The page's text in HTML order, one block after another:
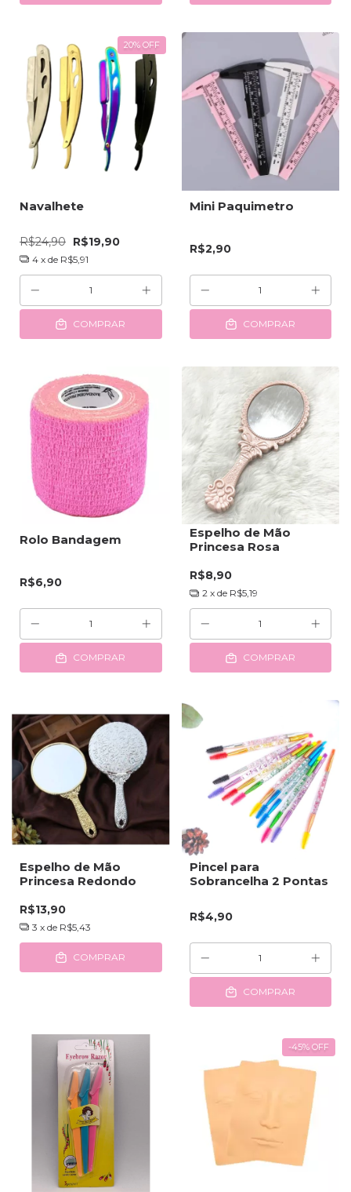
20% OFF
Navalhete
R$24,90 R$19,90
4 x de R$5,91
COMPRAR
Mini Paquimetro
R$2,90
COMPRAR
Rolo Bandagem
R$6,90
COMPRAR
Espelho de Mão
Princesa Rosa
R$8,90
2 x de R$5,19
COMPRAR
Espelho de Mão
Princesa Redondo
R$13,90
3 x de R$5,43
COMPRAR
Pincel para
Sobrancelha 2 Pontas
R$4,90
COMPRAR
-45% OFF